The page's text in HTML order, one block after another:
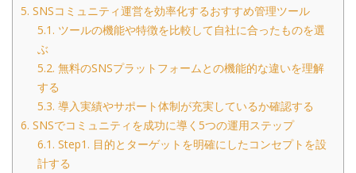
5. SNSコミュニティ運営を効率化するおすすめ管理ツール
5.1. ツールの機能や特徴を比較して自社に合ったものを選
ぶ
5.2. 無料のSNSプラットフォームとの機能的な違いを理解
する
5.3. 導入実績やサポート体制が充実しているか確認する
6. SNSでコミュニティを成功に導く5つの運用ステップ
6.1. Step1. 目的とターゲットを明確にしたコンセプトを設
計する